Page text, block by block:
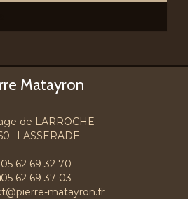
Matayron
de LARROCHE
LASSERADE
05 62 69 32 70
05 62 69 37 03
matayron.fr